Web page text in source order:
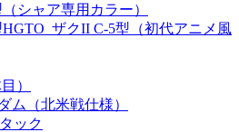
シャア専用カラー）
ザクII C-5型（初代アニメ風
）
ム（北米戦仕様）
ック